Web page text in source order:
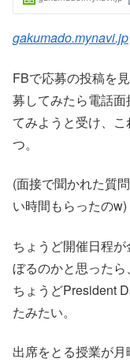
gakumado.mynavi.jp
FBで応募の投稿を
募してみたら電話
てみようと受け、
つ。
(面接で聞かれた質
い時間もらったのw)
ちょうど開催日程
ぼるのかと思った
ちょうどPresident
たみたい。
出席をとる授業が